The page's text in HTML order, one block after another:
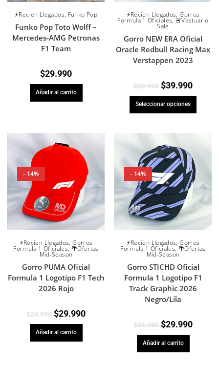
⚡Recien Llegados, Funko Pop
Funko Pop Toto Wolff –
Mercedes-AMG Petronas
F1 Team
$29.990
Añadir al carrito
⚡Recien Llegados,Gorros
Formula 1 Oficiales, 🚨Vestuario
Sale
Gorro NEW ERA Oficial
Oracle Redbull Racing Max
Verstappen 2023
$59.990 $39.990
Seleccionar opciones
- 14%
⚡Recien Llegados,Gorros
Formula 1 Oficiales, 🌴Ofertas
Mid-Season
Gorro PUMA Oficial
Formula 1 Logotipo F1 Tech
2026 Rojo
$34.990 $29.990
Añadir al carrito
- 14%
⚡Recien Llegados,Gorros
Formula 1 Oficiales, 🌴Ofertas
Mid-Season
Gorro STICHD Oficial
Formula 1 Logotipo F1
Track Graphic 2026
Negro/Lila
$34.990 $29.990
Añadir al carrito